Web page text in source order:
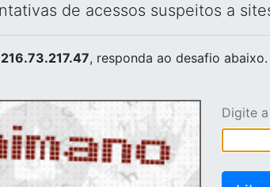
de acessos suspeitos a
216.73.217.47, responda ao desafio abaixo.
Digite